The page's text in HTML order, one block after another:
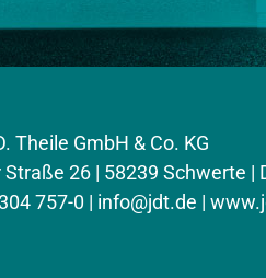
Theile GmbH & Co. KG
26 | 58239 Schwerte |
757-0 | info@jdt.de |